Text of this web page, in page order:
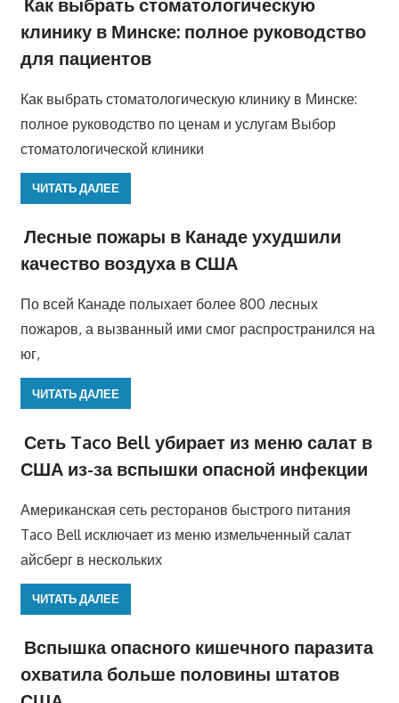
клинику в Минске: полное руководство
для пациентов
Как выбрать стоматологическую клинику в Минске:
полное руководство по ценам и услугам Выбор
стоматологической клиники
ЧИТАТЬ ДАЛЕЕ
Лесные пожары в Канаде ухудшили
качество воздуха в США
По всей Канаде полыхает более 800 лесных
пожаров, а вызванный ими смог распространился на
юг,
ЧИТАТЬ ДАЛЕЕ
Сеть Taco Bell убирает из меню салат в
США из-за вспышки опасной инфекции
Американская сеть ресторанов быстрого питания
Taco Bell исключает из меню измельченный салат
айсберг в нескольких
ЧИТАТЬ ДАЛЕЕ
Вспышка опасного кишечного паразита
охватила больше половины штатов